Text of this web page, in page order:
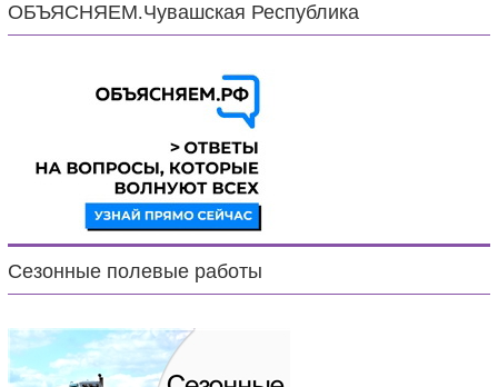
ОБЪЯСНЯЕМ.Чувашская Республика
Сезонные полевые работы